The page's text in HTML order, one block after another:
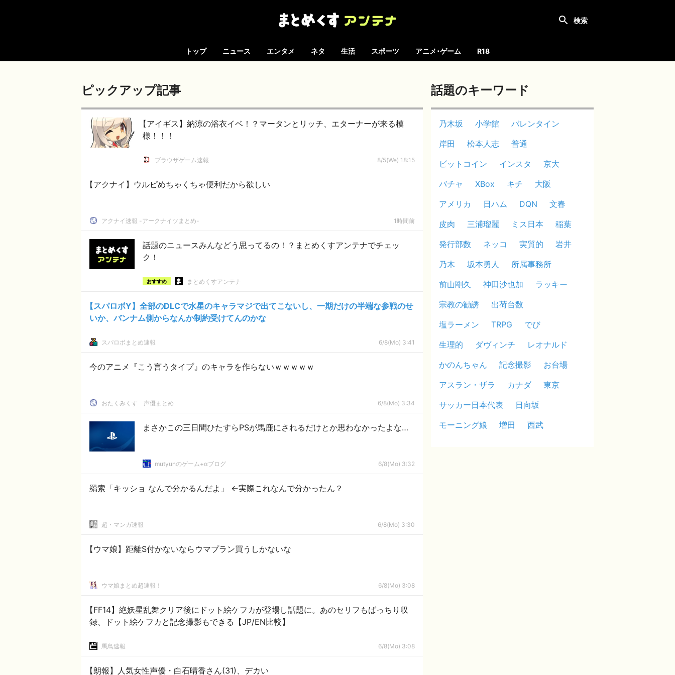
トップ ニュース エンタメ ネタ 生活 スポーツ アニメ･ゲーム R18
ピックアップ記事
【アイギス】納涼の浴衣イベ！？マータンとリッチ、エターナーが来る模
様！！！
ブラウザゲーム速報 8/5(We) 18:15
【アクナイ】ウルピめちゃくちゃ便利だから欲しい
アクナイ速報 -アークナイツまとめ- 1時間前
話題のニュースみんなどう思ってるの！？まとめくすアンテナでチェッ
ク！
おすすめ まとめくすアンテナ
【スパロボY】全部のDLCで水星のキャラマジで出てこないし、一期だけの半端な参戦のせ
いか、バンナム側からなんか制約受けてんのかな
スパロボまとめ速報 6/8(Mo) 3:41
今のアニメ『こう言うタイプ』のキャラを作らないｗｗｗｗｗ
おたくみくす 声優まとめ 6/8(Mo) 3:34
まさかこの三日間ひたすらPSが馬鹿にされるだけとか思わなかったよな…
mutyunのゲーム+αブログ 6/8(Mo) 3:32
羂索「キッショ なんで分かるんだよ」 ←実際これなんで分かったん？
超・マンガ速報 6/8(Mo) 3:30
【ウマ娘】距離S付かないならウマプラン買うしかないな
ウマ娘まとめ超速報！ 6/8(Mo) 3:08
【FF14】絶妖星乱舞クリア後にドット絵ケフカが登場し話題に。あのセリフもばっちり収
録、ドット絵ケフカと記念撮影もできる【JP/EN比較】
馬鳥速報 6/8(Mo) 3:08
【朗報】人気女性声優・白石晴香さん(31)、デカい
話題のキーワード
乃木坂 小学館
バレンタイン
岸田
松本人志
普通
ビットコイン
インスタ
京大
バチャ
XBox キチ
大阪
アメリカ
日ハム DQN
文春
皮肉
三浦瑠麗 ミス日本
稲葉
発行部数
ネッコ 実質的
岩井
乃木
坂本勇人
所属事務所
前山剛久
神田沙也加
ラッキー
宗教の勧誘
出荷台数
塩ラーメン
TRPG
でび
生理的
ダヴィンチ
レオナルド
かのんちゃん
記念撮影
お台場
アスラン・ザラ
カナダ
東京
サッカー日本代表
日向坂
モーニング娘
増田 西武